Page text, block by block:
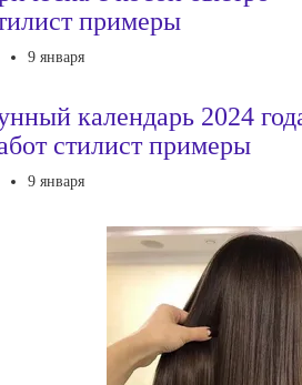
примеры
9 января
календарь 2024
стилист примеры
9 января